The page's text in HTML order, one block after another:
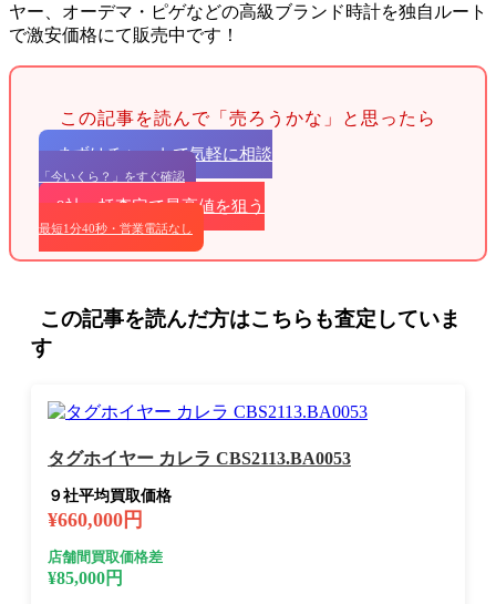
ヤー、オーデマ・ピゲなどの高級ブランド時計を独自ルート
で激安価格にて販売中です！
この記事を読んで「売ろうかな」と思ったら
まずはチャットで気軽に相談
「今いくら？」をすぐ確認
9社一括査定で最高値を狙う
最短1分40秒・営業電話なし
この記事を読んだ方はこちらも査定していま
す
タグホイヤー カレラ CBS2113.BA0053
９社平均買取価格
¥660,000円
店舗間買取価格差
¥85,000円